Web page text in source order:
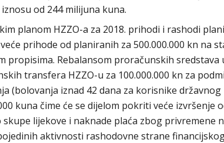
od 244 milijuna kuna.
planom HZZO-a za 2018. prihodi i rashodi
prihode od planiranih za 500.000.000 kn na
propisima. Rebalansom proračunskih
transfera HZZO-u za 100.000.000 kn za
(bolovanja iznad 42 dana za korisnike
kuna čime će se dijelom pokriti veće
skupe lijekove i naknade plaća zbog
aktivnosti rashodovne strane